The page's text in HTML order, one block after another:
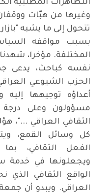
التظاهرات المطلبية
وغيرها من هبّات
تتحول إلى ما يشبه
بسبب مواقفه
المختلفة. مؤخرا،
نفسه كباحث، يدعى
الحزب الشيوعي
أعداؤه توجيهها
مسؤولون وعلى درجة
الثقافي العراقي ..."،
كل وسائل القمع،
الفعل الثقافي،
ويجعلونها في خدمة
الواقع الثقافي الذي
العراقي. ويبدو أن